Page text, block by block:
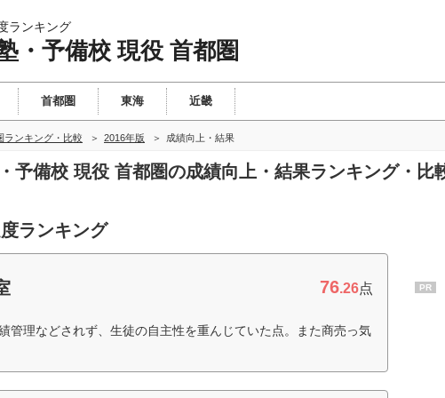
ランキング
・予備校 現役 首都圏
首都圏 東海 近畿
ランキング・比較 2016年版 成績向上・結果
予備校 現役 首都圏の成績向上・結果ランキング・比
ランキング
76.26点
管理などされず、生徒の自主性を重んじていた点。また商売っ気
PR